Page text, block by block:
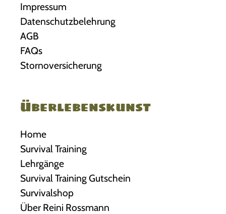
Impressum
Datenschutzbelehrung
AGB
FAQs
Stornoversicherung
Überlebenskunst
Home
Survival Training
Lehrgänge
Survival Training Gutschein
Survivalshop
Über Reini Rossmann